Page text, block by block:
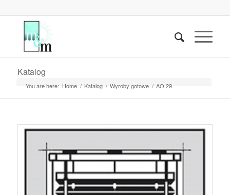
Katalog
You are here: Home / Katalog / Wyroby gotowe / AO 29